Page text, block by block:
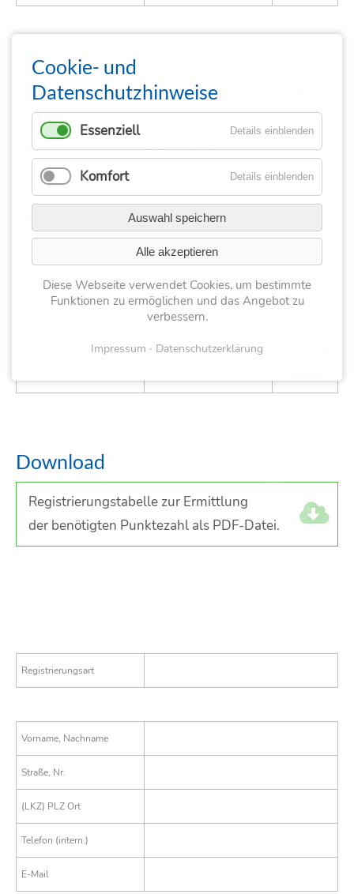
Fortbildungen
Gartentherapeutische
Praxis
Stunden
Teilnahme an einer durch die IGGT anerkannten Veranstaltung
als Referent P.
Veranstaltung(en)
+ Seiten
Praktikum Woche(n) P.
Download
Registrierungstabelle zur Ermittlung
der benötigten Punktezahl als PDF-Datei.
Registrierungsart
Vorname, Nachname
Straße, Nr.
(LKZ) PLZ Ort
Telefon (intern.)
E-Mail
Cookie- und
Datenschutzhinweise
Essenziell Details einblenden
Komfort Details einblenden
Auswahl speichern
Alle akzeptieren
Diese Webseite verwendet Cookies, um bestimmte
Funktionen zu ermöglichen und das Angebot zu
verbessern.
Impressum Datenschutzerklärung